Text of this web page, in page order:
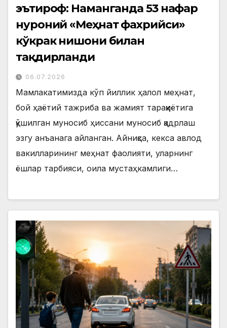
эътироф: Наманганда 53 нафар
нуроний «Меҳнат фахрийси»
кўкрак нишони билан
тақдирланди
06.07.2026
Мамлакатимизда кўп йиллик ҳалол меҳнат,
бой ҳаётий тажриба ва жамият тараққиётига
қўшилган муносиб ҳиссани муносиб қадрлаш
эзгу анъанага айланган. Айниқса, кекса авлод
вакилларининг меҳнат фаолияти, уларнинг
ёшлар тарбияси, оила мустаҳкамлиги…